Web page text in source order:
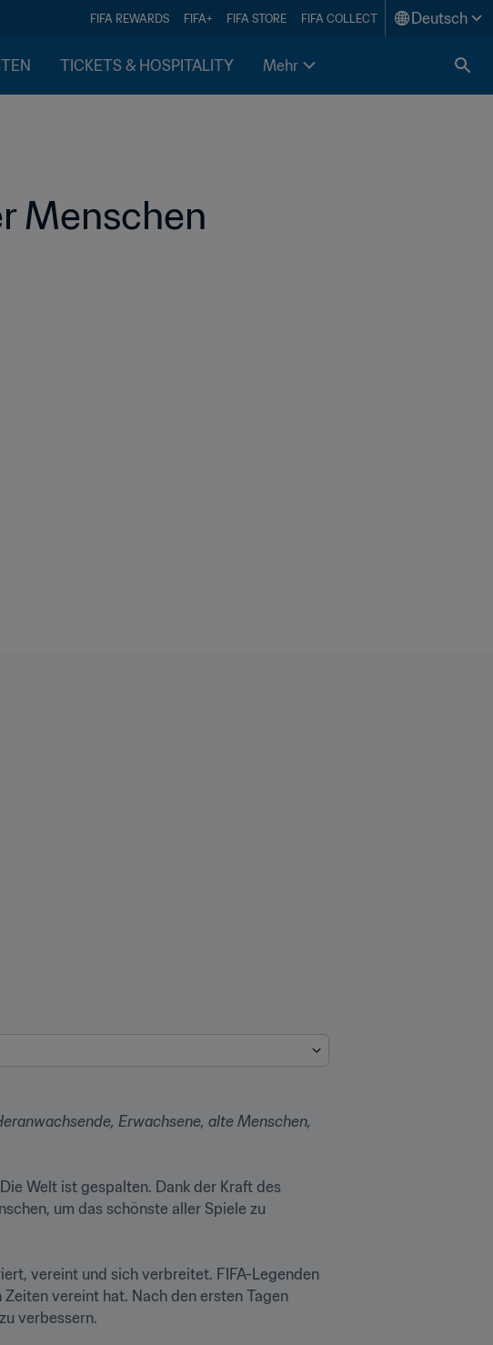
FIFA REWARDS FIFA+ FIFA STORE FIFA COLLECT Deutsch
TICKETS & HOSPITALITY Mehr
Menschen
Erwachsene, alte Menschen,
Welt ist gespalten. Dank der Kraft des
um das schönste aller Spiele zu
vereint und sich verbreitet. FIFA-Legenden
vereint hat. Nach den ersten Tagen
verbessern.